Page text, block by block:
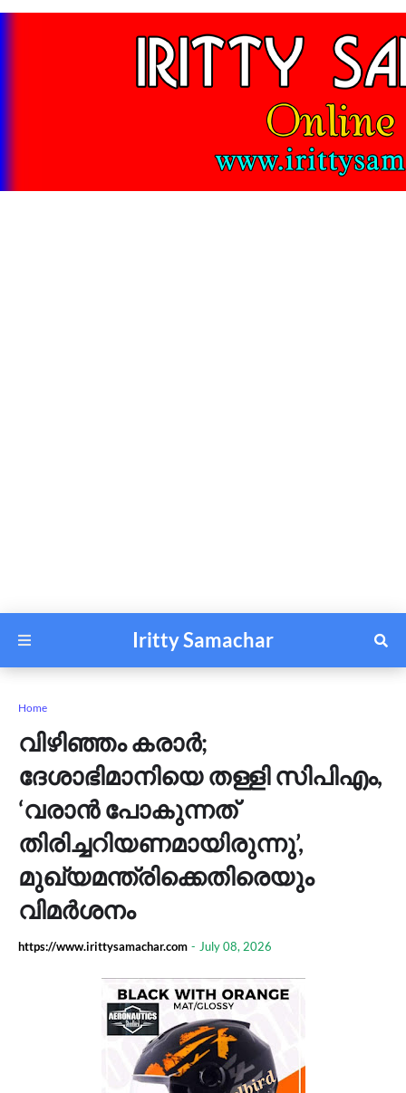
Iritty Samachar
Home
വിഴിഞ്ഞം കരാർ;
ദേശാഭിമാനിയെ തള്ളി സിപിഎം,
‘വരാൻ പോകുന്നത്
തിരിച്ചറിയണമായിരുന്നു’,
മുഖ്യമന്ത്രിക്കെതിരെയും
വിമര്‍ശനം
https://www.irittysamachar.com - July 08, 2026